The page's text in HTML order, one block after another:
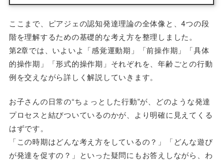
ここまで、ピアジェの認知発達理論の全体像と、4つの段
階を理解するための基礎的な考え方を整理しました。
第2章では、いよいよ「感覚運動期」「前操作期」「具体
的操作期」「形式的操作期」それぞれを、年齢ごとの行動
例を交えながら詳しく解説していきます。
お子さんの日常の“ちょっとした行動”が、どのような発達
プロセスと結びついているのかが、より明確に見えてくる
はずです。
「この時期はどんな考え方をしているの？」「どんな遊び
が発達を促すの？」といった疑問にもお答えしながら、わ